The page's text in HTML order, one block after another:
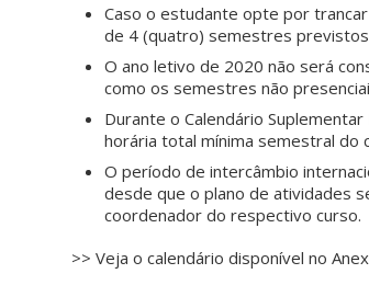
Caso o estudante opte por
de 4 (quatro) semestres
O ano letivo de 2020 não será
como os semestres não
Durante o Calendário
horária total mínima semestral do
O período de intercâmbio
desde que o plano de atividades
coordenador do respectivo curso.
>> Veja o calendário disponível no